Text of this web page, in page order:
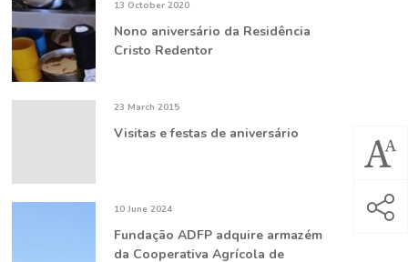
13 October 2020
Nono aniversário da Residência
Cristo Redentor
23 March 2015
Visitas e festas de aniversário
10 June 2024
Fundação ADFP adquire armazém
da Cooperativa Agrícola de